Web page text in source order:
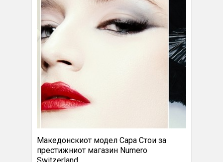
Македонскиот модел Сара Стои за
престижниот магазин Numero